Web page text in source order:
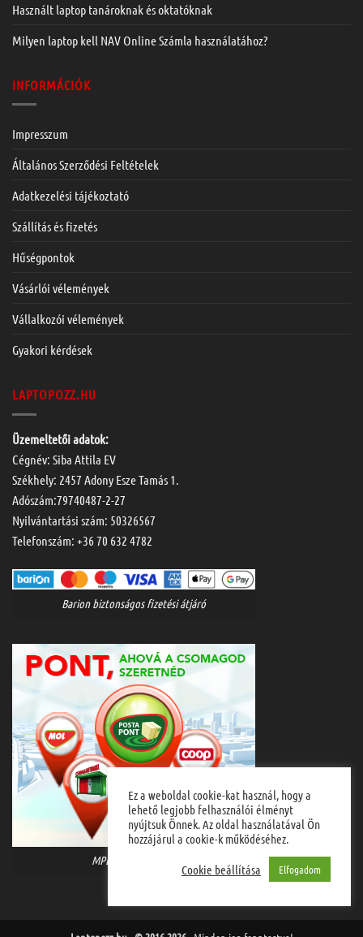
Használt laptop tanároknak és oktatóknak
Milyen laptop kell NAV Online Számla használatához?
INFORMÁCIÓK
Impresszum
Általános Szerződési Feltételek
Adatkezelési tájékoztató
Szállítás és fizetés
Hűségpontok
Vásárlói vélemények
Vállalkozói vélemények
Gyakori kérdések
LAPTOPOZZ.HU
Üzemeltetői adatok:
Cégnév: Siba Attila EV
Székhely: 2457 Adony Esze Tamás 1.
Adószám:79740487-2-27
Nyilvántartási szám: 50326567
Telefonszám: +36 70 632 4782
Barion biztonságos fizetési átjáró
MPL házhozszállítás
Ez a weboldal cookie-kat használ, hogy a
lehető legjobb felhasználói élményt
nyújtsuk Önnek. Az oldal használatával Ön
hozzájárul a cookie-k működéséhez.
Cookie beállítása Elfogadom